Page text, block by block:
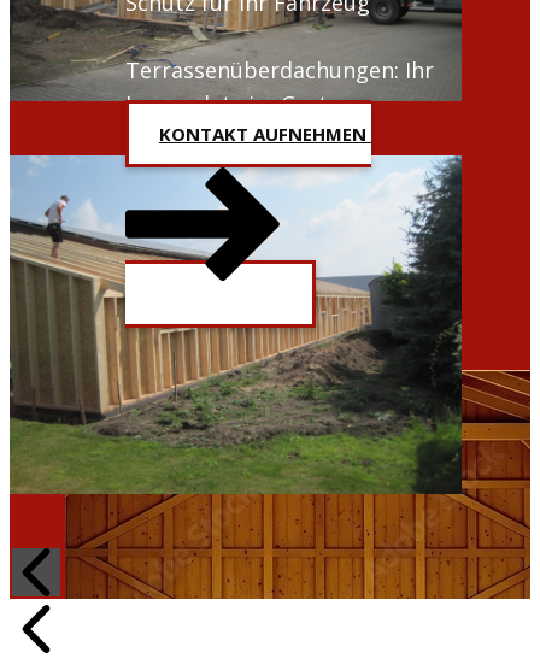
Terrassenüberdachungen: Ihr
Logenplatz im Garten
KONTAKT AUFNEHMEN